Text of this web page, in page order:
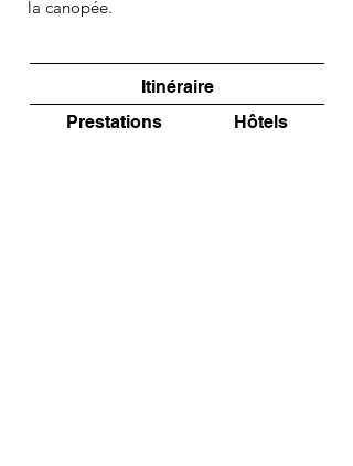
la canopée.
Itinéraire
Prestations
Hôtels